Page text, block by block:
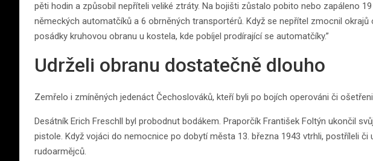
pěti hodin a způsobil nepříteli veliké ztráty. Na bojišti zůstalo pobito nebo zapáleno
německých automatčíků a 6 obrněných transportérů. Když se nepřítel zmocnil okrajů
posádky kruhovou obranu u kostela, kde pobíjel prodírající se automatčíky.”
Udrželi obranu dostatečně dlouho
Zemřelo i zmíněných jedenáct Čechoslováků, kteří byli po bojích operováni či
Desátník Erich Freschll byl probodnut bodákem. Praporčík František Foltýn ukončil
pistole. Když vojáci do nemocnice po dobytí města 13. března 1943 vtrhli, postříleli či
rudoarmějců.